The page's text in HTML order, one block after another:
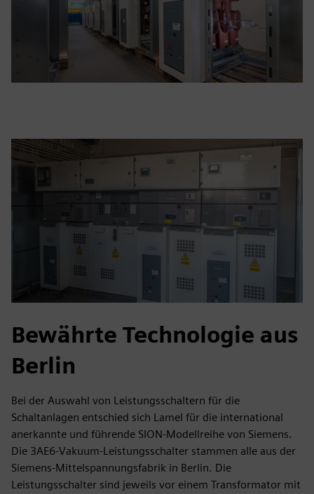
Bewährte Technologie aus
Berlin
Bei der Auswahl von Leistungsschaltern für die
Schaltanlagen entschied sich Lamel für die international
anerkannte und führende SION-Modellreihe von Siemens.
Die 3AE6-Vakuum-Leistungsschalter stammen alle aus der
Siemens-Mittelspannungsfabrik in Berlin. Die
Leistungsschalter sind jeweils vor einem Transformator mit